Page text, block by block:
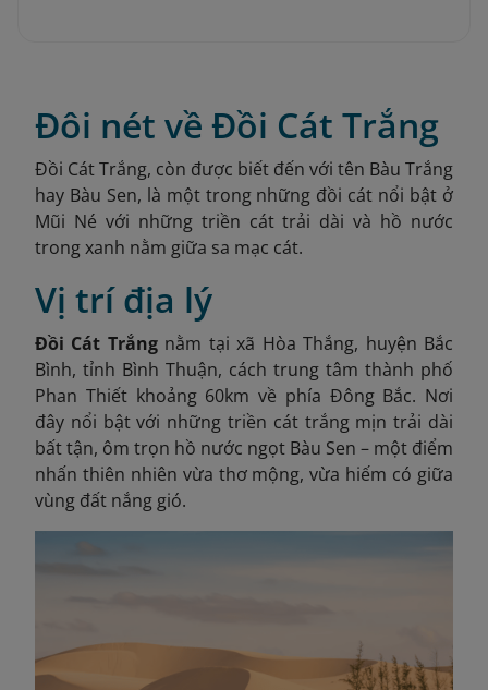
Đôi nét về Đồi Cát Trắng
Đồi Cát Trắng, còn được biết đến với tên Bàu Trắng
hay Bàu Sen, là một trong những đồi cát nổi bật ở
Mũi Né với những triền cát trải dài và hồ nước
trong xanh nằm giữa sa mạc cát.
Vị trí địa lý
Đồi Cát Trắngnằm tại xã Hòa Thắng, huyện Bắc
Bình, tỉnh Bình Thuận, cách trung tâm thành phố
Phan Thiết khoảng 60km về phía Đông Bắc. Nơi
đây nổi bật với những triền cát trắng mịn trải dài
bất tận, ôm trọn hồ nước ngọt Bàu Sen – một điểm
nhấn thiên nhiên vừa thơ mộng, vừa hiếm có giữa
vùng đất nắng gió.